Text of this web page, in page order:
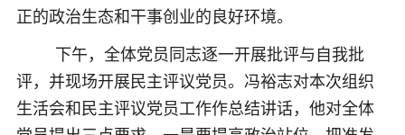
正的政治生态和干事创业的良好环境。
下午，全体党员同志逐一开展批评与自我批
评，并现场开展民主评议党员。冯裕志对本次组织
生活会和民主评议党员工作作总结讲话，他对全体